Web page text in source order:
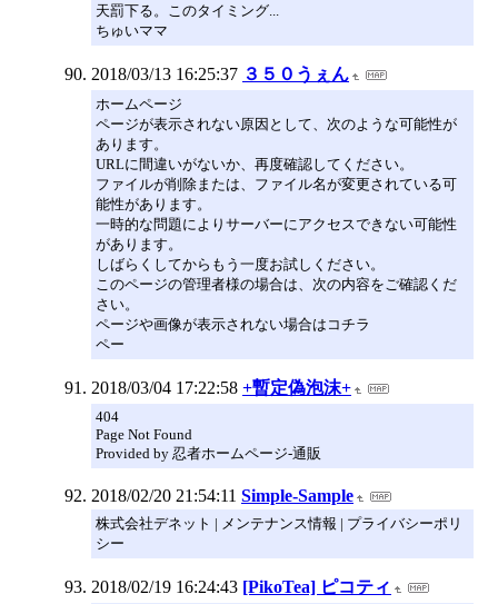
天罰下る。このタイミング...
ちゅいママ
2018/03/13 16:25:37 ３５０うぇん
ホームページ
ページが表示されない原因として、次のような可能性が
あります。
URLに間違いがないか、再度確認してください。
ファイルが削除または、ファイル名が変更されている可
能性があります。
一時的な問題によりサーバーにアクセスできない可能性
があります。
しばらくしてからもう一度お試しください。
このページの管理者様の場合は、次の内容をご確認くだ
さい。
ページや画像が表示されない場合はコチラ
ペー
2018/03/04 17:22:58 +暫定偽泡沫+
404
Page Not Found
Provided by 忍者ホームページ-通販
2018/02/20 21:54:11 Simple-Sample
株式会社デネット | メンテナンス情報 | プライバシーポリ
シー
2018/02/19 16:24:43 [PikoTea] ピコティ